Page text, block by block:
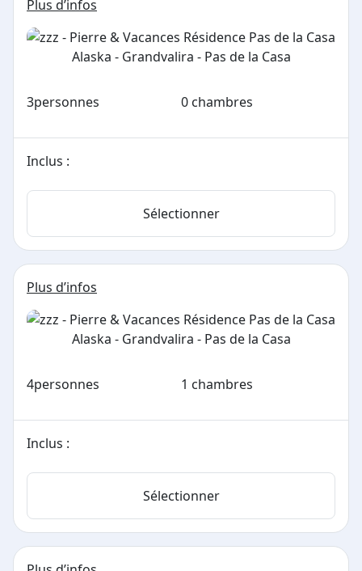
Plus d’infos
3personnes 0 chambres
Inclus :
Sélectionner
Plus d’infos
4personnes 1 chambres
Inclus :
Sélectionner